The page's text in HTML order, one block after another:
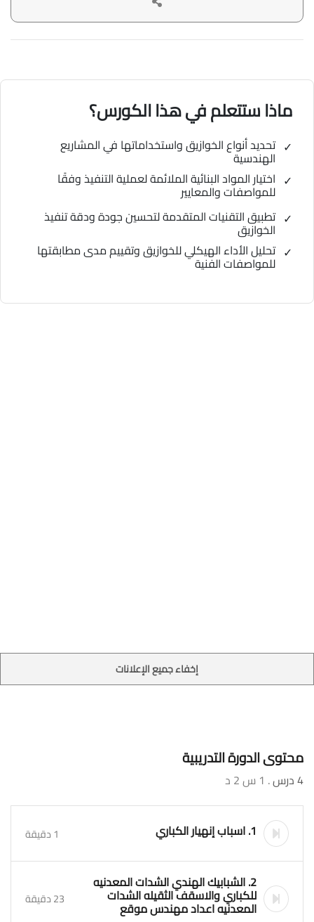
ماذا ستتعلم في هذا الكورس؟
تحديد أنواع الخوازيق واستخداماتها في المشاريع
الهندسية
اختيار المواد البنائية الملائمة لعملية التنفيذ وفقًا
للمواصفات والمعايير
تطبيق التقنيات المتقدمة لتحسين جودة ودقة تنفيذ
الخوازيق
تحليل الأداء الهيكلي للخوازيق وتقييم مدى مطابقتها
للمواصفات الفنية
إخفاء جميع الإعلانات
محتوى الدورة التدريبية
4 درس . 1 س 2 د
1. اسباب إنهيار الكباري 1 دقيقة
2. الشبابيك الهندي الشدات المعدنيه
للكباري والاسقف الثقيله الشدات
المعدنيه اعداد مهندس موقع 23 دقيقة